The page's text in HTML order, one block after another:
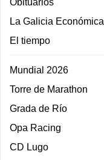
La Galicia Económica
El tiempo
Mundial 2026
Torre de Marathon
Grada de Río
Opa Racing
CD Lugo